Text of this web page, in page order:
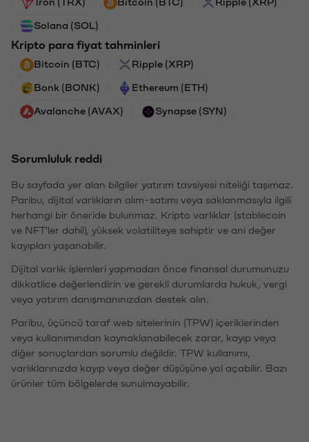
Solana (SOL)
Kripto para fiyat tahminleri
Bitcoin (BTC) Ripple (XRP)
Bonk (BONK) Ethereum (ETH)
Avalanche (AVAX) Synapse (SYN)
Sorumluluk reddi
Bu sayfada yer alan bilgiler yatırım tavsiyesi niteliği taşımaz.
Paribu, dijital varlıkların alım-satımı veya saklanmasıyla ilgili
herhangi bir öneride bulunmaz. Kripto varlıklar (stablecoin
ve NFT'ler dahil), yüksek volatiliteye sahiptir ve ani değer
kayıpları yaşanabilir.
Dijital varlık işlemleri yapmadan önce finansal durumunuzu
dikkatlice değerlendirin ve gerekli durumlarda hukuk, vergi
veya yatırım danışmanınızdan destek alın.
Paribu, üçüncü taraf web sitelerinin (TPW) içeriklerinden
veya kullanımından kaynaklanabilecek zarar, kayıp veya
diğer sonuçlardan sorumlu değildir. TPW kullanımı,
varlıklarınızda kayıp veya değer düşüşüne yol açabilir. Bazı
ürünler tüm bölgelerde sunulmayabilir.